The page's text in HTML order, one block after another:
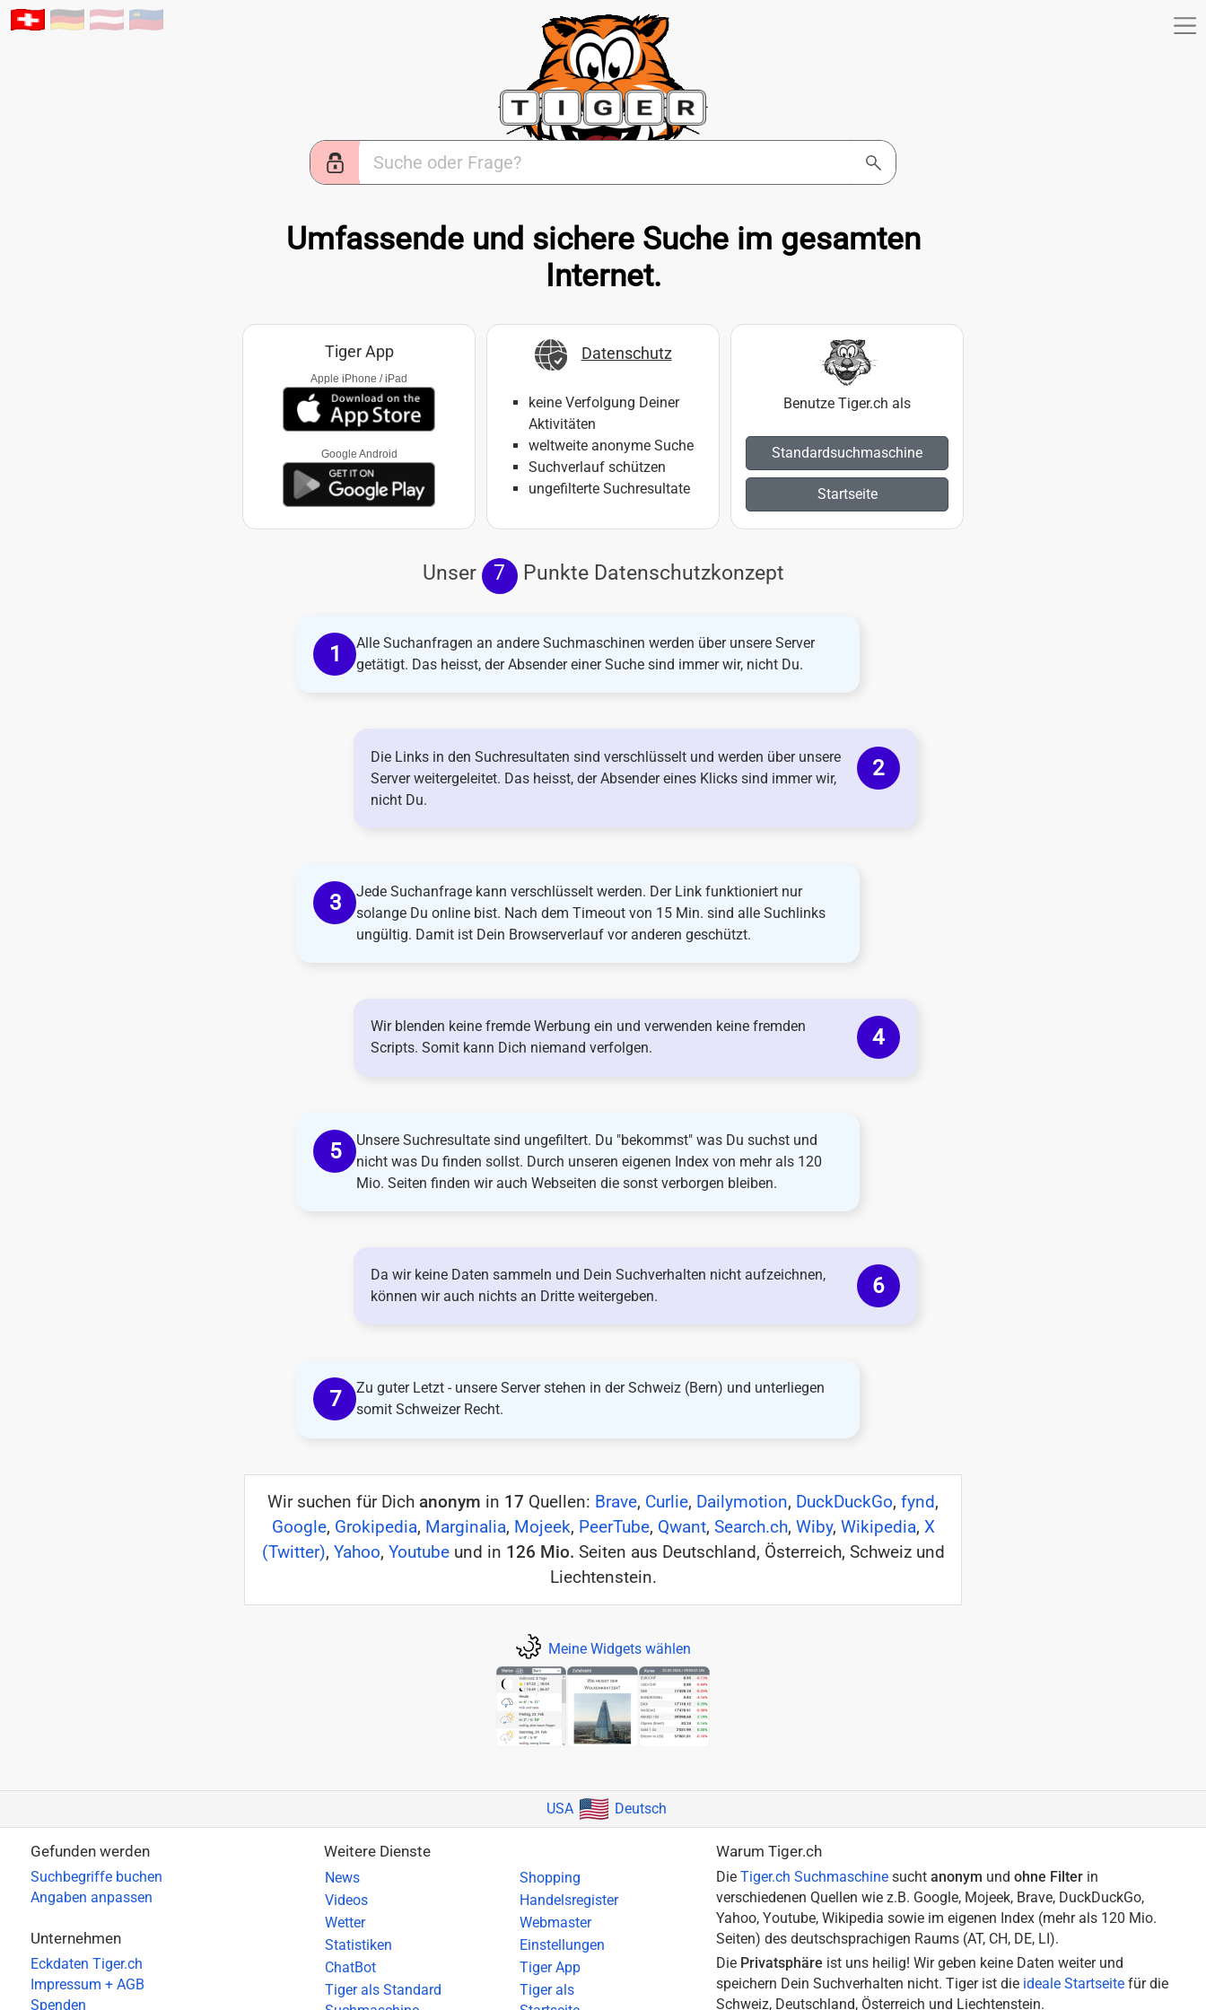
Umfassende und sichere Suche im gesamten
Internet.
Tiger App
Apple iPhone / iPad
Google Android
Datenschutz
keine Verfolgung Deiner
Aktivitäten
weltweite anonyme Suche
Suchverlauf schützen
ungefilterte Suchresultate
Benutze Tiger.ch als
Standardsuchmaschine
Startseite
Unser 7 Punkte Datenschutzkonzept
Alle Suchanfragen an andere Suchmaschinen werden über unsere Server
getätigt. Das heisst, der Absender einer Suche sind immer wir, nicht Du.
Die Links in den Suchresultaten sind verschlüsselt und werden über unsere
Server weitergeleitet. Das heisst, der Absender eines Klicks sind immer wir,
nicht Du.
Jede Suchanfrage kann verschlüsselt werden. Der Link funktioniert nur
solange Du online bist. Nach dem Timeout von 15 Min. sind alle Suchlinks
ungültig. Damit ist Dein Browserverlauf vor anderen geschützt.
Wir blenden keine fremde Werbung ein und verwenden keine fremden
Scripts. Somit kann Dich niemand verfolgen.
Unsere Suchresultate sind ungefiltert. Du "bekommst" was Du suchst und
nicht was Du finden sollst. Durch unseren eigenen Index von mehr als 120
Mio. Seiten finden wir auch Webseiten die sonst verborgen bleiben.
Da wir keine Daten sammeln und Dein Suchverhalten nicht aufzeichnen,
können wir auch nichts an Dritte weitergeben.
Zu guter Letzt - unsere Server stehen in der Schweiz (Bern) und unterliegen
somit Schweizer Recht.
Wir suchen für Dich anonym in 17 Quellen: Brave, Curlie, Dailymotion, DuckDuckGo, fynd,
Google, Grokipedia, Marginalia, Mojeek, PeerTube, Qwant, Search.ch, Wiby, Wikipedia, X
(Twitter), Yahoo, Youtubeund in 126 Mio. Seiten aus Deutschland, Österreich, Schweiz und
Liechtenstein.
Meine Widgets wählen
USA Deutsch
Gefunden werden
Suchbegriffe buchen
Angaben anpassen
Unternehmen
Eckdaten Tiger.ch
Impressum + AGB
Spenden
Weitere Dienste
News
Shopping
Videos
Handelsregister
Wetter
Webmaster
Statistiken
Einstellungen
ChatBot
Tiger App
Tiger als Standard
Tiger als
Warum Tiger.ch
DieTiger.ch Suchmaschine suchtanonym undohne Filter in
verschiedenen Quellen wie z.B. Google, Mojeek, Brave, DuckDuckGo,
Yahoo, Youtube, Wikipedia sowie im eigenen Index (mehr als 120 Mio.
Seiten) des deutschsprachigen Raums (AT, CH, DE, LI).
Die Privatsphäre ist uns heilig! Wir geben keine Daten weiter und
speichern Dein Suchverhalten nicht. Tiger ist die ideale Startseite für die
Schweiz, Deutschland, Österreich und Liechtenstein.